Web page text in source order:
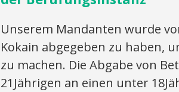
Unserem Mandanten wurde
Kokain abgegeben zu haben,
zu machen. Die Abgabe von
21Jährigen an einen unter